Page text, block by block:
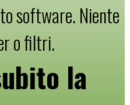
software. Niente
o filtri.
la